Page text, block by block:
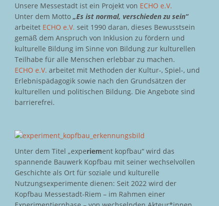
Unsere Messestadt ist ein Projekt von ECHO e.V.
Unter dem Motto „Es ist normal, verschieden zu sein“
arbeitet ECHO e.V. seit 1990 daran, dieses Bewusstsein
gemäß dem Anspruch von Inklusion zu fördern und
kulturelle Bildung im Sinne von Bildung zur kulturellen
Teilhabe für alle Menschen erlebbar zu machen.
ECHO e.V. arbeitet mit Methoden der Kultur-, Spiel-, und
Erlebnispädagogik sowie nach den Grundsätzen der
kulturellen und politischen Bildung. Die Angebote sind
barrierefrei.
Unter dem Titel „experiement kopfbau“ wird das
spannende Bauwerk Kopfbau mit seiner wechselvollen
Geschichte als Ort für soziale und kulturelle
Nutzungsexperimente dienen: Seit 2022 wird der
Kopfbau Messestadt-Riem – im Rahmen einer